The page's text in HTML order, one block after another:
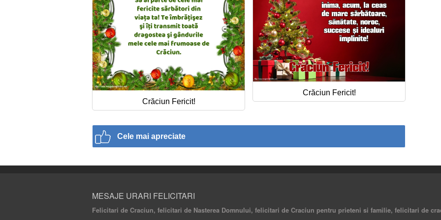
Crăciun Fericit!
Crăciun Fericit!
Cele mai apreciate
MESAJE URARI FELICITARI
Felicitari de Craciun, felicitari de Nasterea Domnului, felicitari de Craciun pentru prieteni si familie, felicitari de